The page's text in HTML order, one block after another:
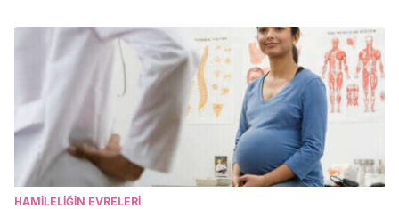
HAMILELIĞIN EVRELERI